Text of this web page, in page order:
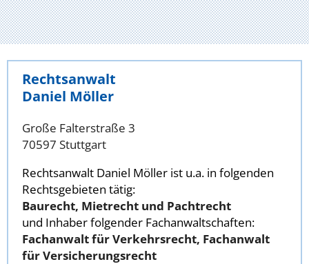
Rechtsanwalt
Daniel Möller
Große Falterstraße 3
70597 Stuttgart
Rechtsanwalt Daniel Möller ist u.a. in folgenden
Rechtsgebieten tätig:
Baurecht, Mietrecht und Pachtrecht
und Inhaber folgender Fachanwaltschaften:
Fachanwalt für Verkehrsrecht, Fachanwalt
für Versicherungsrecht